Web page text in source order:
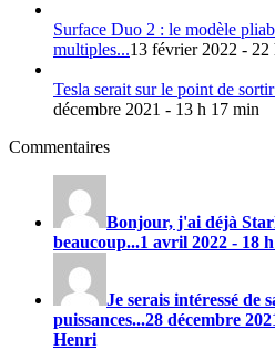
Surface Duo 2 : le modèle
multiples...13 février 2022 - 22
Tesla serait sur le point de
décembre 2021 - 13 h 17 min
Commentaires
Bonjour, j'ai déjà
beaucoup...1 avril 2022 - 18
Je serais intéressé de
puissances...28 décembre
Henri